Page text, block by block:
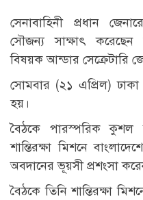
সেনাবাহিনী প্রধান
সৌজন্য সাক্ষাৎ করেছেন
বিষয়ক আন্ডার সেক্রেটারি
সোমবার (২১ এপ্রিল) ঢাকা
হয়।
বৈঠকে পারস্পরিক কুশল
শান্তিরক্ষা মিশনে
অবদানের ভূয়সী প্রশংসা
বৈঠকে তিনি শান্তিরক্ষা